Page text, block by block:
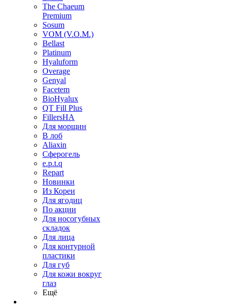
The Chaeum
Premium
Sosum
VOM (V.O.M.)
Bellast
Platinum
Hyaluform
Overage
Genyal
Facetem
BioHyalux
QT Fill Plus
FillersHA
Для морщин
В лоб
Aliaxin
Сферогель
e.p.t.q
Repart
Новинки
Из Кореи
Для ягодиц
По акции
Для носогубных
складок
Для лица
Для контурной
пластики
Для губ
Для кожи вокруг
глаз
Ещё